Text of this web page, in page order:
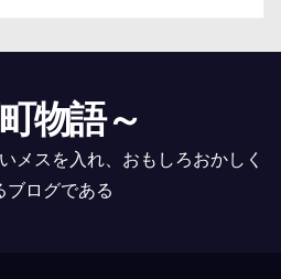
物語～
メスを入れ、おもしろおかしく
ブログである